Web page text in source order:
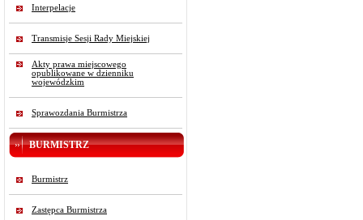
Interpelacje
Transmisje Sesji Rady Miejskiej
Akty prawa miejscowego
opublikowane w dzienniku
wojewódzkim
Sprawozdania Burmistrza
BURMISTRZ
Burmistrz
Zastępca Burmistrza